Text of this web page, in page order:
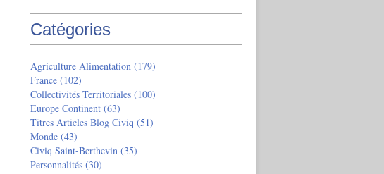
Catégories
Agriculture Alimentation (179)
France (102)
Collectivités Territoriales (100)
Europe Continent (63)
Titres Articles Blog Civiq (51)
Monde (43)
Civiq Saint-Berthevin (35)
Personnalités (30)